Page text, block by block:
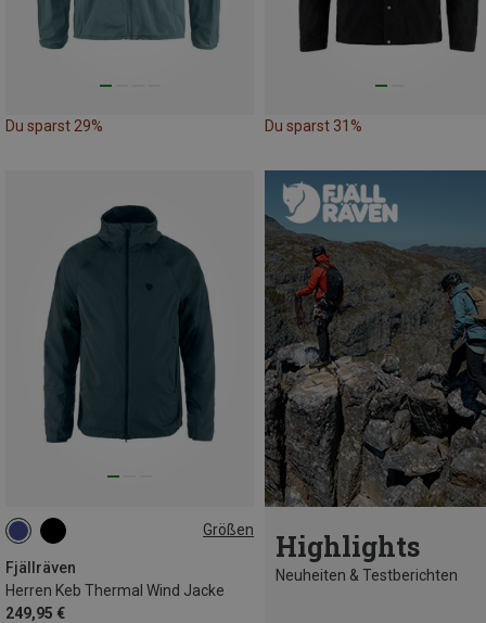
Du sparst 29% Du sparst 31%
Größen
Fjällräven
Herren Keb Thermal Wind Jacke
249,95 €
S M Highlights
Neuheiten & Testberichten